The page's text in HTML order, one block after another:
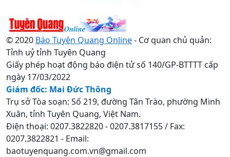
© 2020 Báo Tuyên Quang Online- Cơ quan chủ quản:
Tỉnh uỷ tỉnh Tuyên Quang
Giấy phép hoạt động báo điện tử số 140/GP-BTTTT cấp
ngày 17/03/2022
Giám đốc: Mai Đức Thông
Trụ sở Tòa soạn: Số 219, đường Tân Trào, phường Minh
Xuân, tỉnh Tuyên Quang, Việt Nam.
Điện thoại: 0207.3822820 - 0207.3817155 / Fax:
0207.3822821 - Email:
baotuyenquang.com.vn@gmail.com